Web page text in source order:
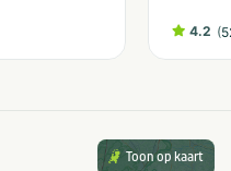
4.2 (
Toon op kaart